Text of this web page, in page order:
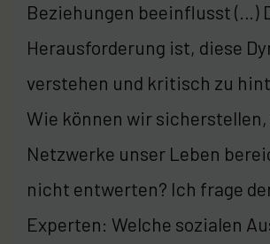
Beziehungen beeinflusst (…)
Herausforderung ist, diese
verstehen und kritisch zu
Wie können wir sicherstellen,
Netzwerke unser Leben
nicht entwerten? Ich frage
Experten: Welche sozialen